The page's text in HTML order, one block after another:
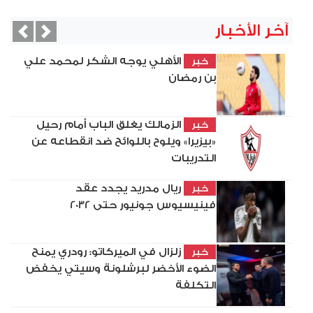
آخر الأخبار
خبر
الأهلي يوجه الشكر لمحمد علي
بن رمضان
خبر
الزمالك يغلق الباب أمام رحيل
«بيزيرا» ويلوح باللوائح ضد انقطاعه عن
التدريبات
خبر
ريال مدريد يجدد عقد
فينيسيوس جونيور حتى 2032
خبر
زلزال في الميركاتو: رودري يمنح
الضوء الأخضر لبرشلونة وسيتي يخفض
التكلفة
Next